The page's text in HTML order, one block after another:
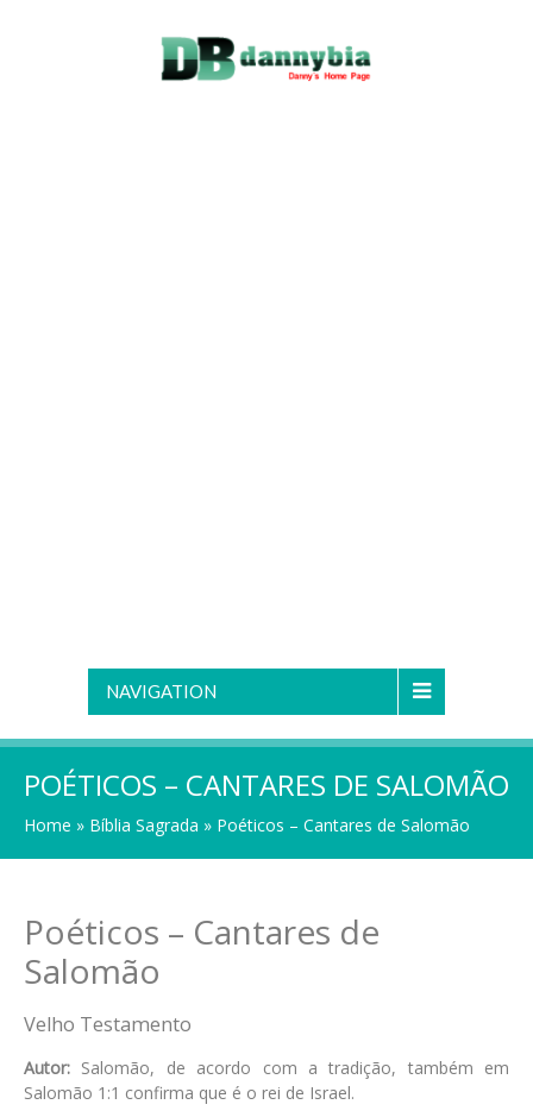
NAVIGATION
POÉTICOS – CANTARES DE SALOMÃO
Home » Bíblia Sagrada » Poéticos – Cantares de Salomão
Poéticos – Cantares de
Salomão
Velho Testamento
Autor: Salomão, de acordo com a tradição, também em
Salomão 1:1 confirma que é o rei de Israel.